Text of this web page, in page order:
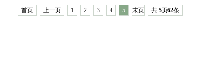
首页 上一页 1 2 3 4 5 末页 共 5页62条